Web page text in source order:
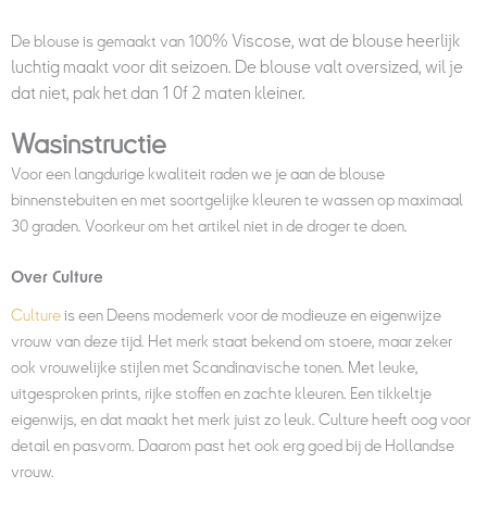
De blouse is gemaakt van 100% Viscose, wat de blouse heerlijk
luchtig maakt voor dit seizoen. De blouse valt oversized, wil je
dat niet, pak het dan 1 0f 2 maten kleiner.
Wasinstructie
Voor een langdurige kwaliteit raden we je aan de blouse
binnenstebuiten en met soortgelijke kleuren te wassen op maximaal
30 graden. Voorkeur om het artikel niet in de droger te doen.
Over Culture
Cultureis een Deens modemerk voor de modieuze en eigenwijze
vrouw van deze tijd. Het merk staat bekend om stoere, maar zeker
ook vrouwelijke stijlen met Scandinavische tonen. Met leuke,
uitgesproken prints, rijke stoffen en zachte kleuren. Een tikkeltje
eigenwijs, en dat maakt het merk juist zo leuk. Culture heeft oog voor
detail en pasvorm. Daarom past het ook erg goed bij de Hollandse
vrouw.